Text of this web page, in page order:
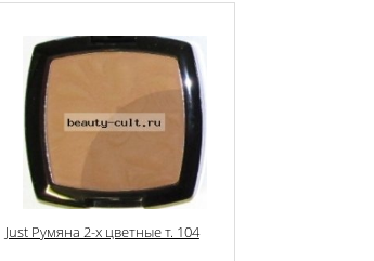
Just Румяна 2-х цветные т. 104